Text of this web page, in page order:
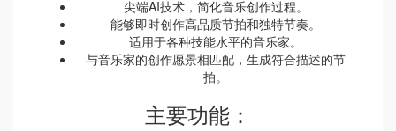
尖端AI技术，简化音乐创作过程。
能够即时创作高品质节拍和独特节奏。
适用于各种技能水平的音乐家。
与音乐家的创作愿景相匹配，生成符合描述的节
拍。
主要功能：